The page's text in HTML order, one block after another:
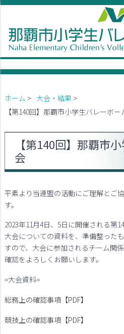
ホーム > 大会・結果 >
【第140回】那覇市小学生バレーボー
【第140回】那覇市
会
平素より当連盟の活動にご理解とご
す。
2023年11月4日、5日に開催される第
大会についての資料を、準備整った
すので、大会に参加されるチーム関
確認をよろしくお願いします。
=大会資料=
総務上の確認事項【PDF】
競技上の確認事項【PDF】